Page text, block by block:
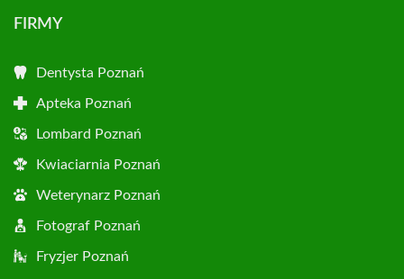
FIRMY
Dentysta Poznań
Apteka Poznań
Lombard Poznań
Kwiaciarnia Poznań
Weterynarz Poznań
Fotograf Poznań
Fryzjer Poznań